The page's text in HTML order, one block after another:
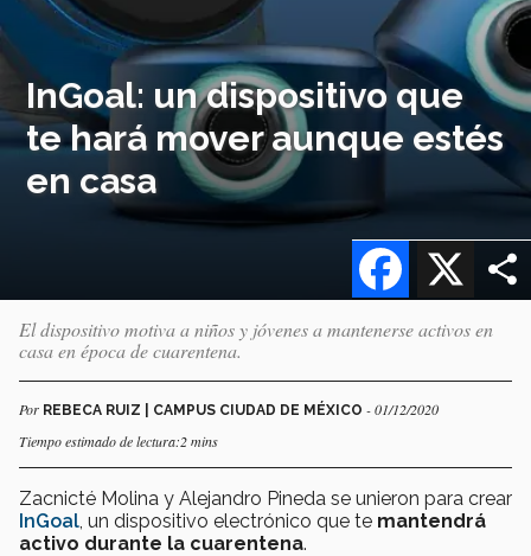
InGoal: un dispositivo que
te hará mover aunque estés
en casa
X
Facebook
El dispositivo motiva a niños y jóvenes a mantenerse activos en
casa en época de cuarentena.
Por REBECA RUIZ | CAMPUS CIUDAD DE MÉXICO - 01/12/2020
Tiempo estimado de lectura:2 mins
Zacnicté Molina y Alejandro Pineda se unieron para crear
InGoal , un dispositivo electrónico que te mantendrá
activo durante la cuarentena.